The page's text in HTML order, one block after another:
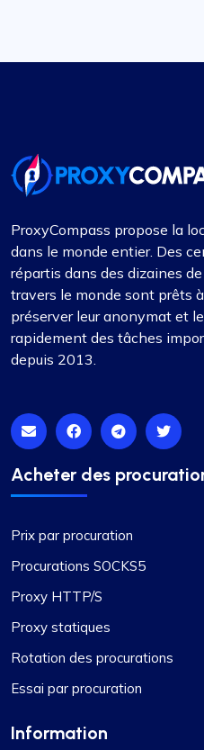
ProxyCompass propose la
dans le monde entier. Des
répartis dans des dizaines
travers le monde sont prêts
préserver leur anonymat et
rapidement des tâches
depuis 2013.
Acheter des
Prix par procuration
Procurations SOCKS5
Proxy HTTP/S
Proxy statiques
Rotation des procurations
Essai par procuration
Information